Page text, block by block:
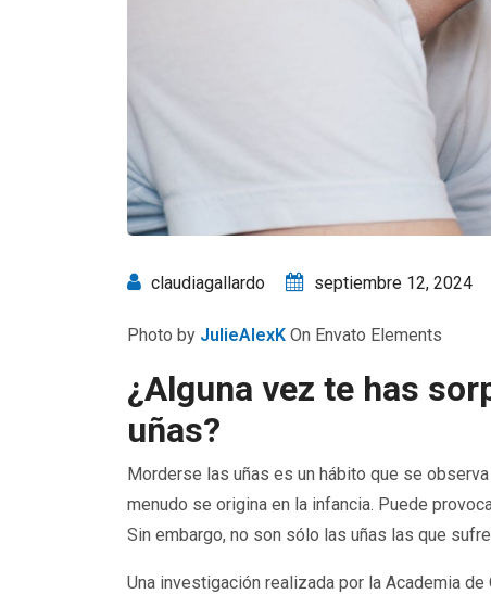
claudiagallardo septiembre 12, 2024
Photo by JulieAlexK On Envato Elements
¿Alguna vez te has
uñas?
Morderse las uñas es un hábito que se
menudo se origina en la infancia. Puede
Sin embargo, no son sólo las uñas las que
Una investigación realizada por la Academia